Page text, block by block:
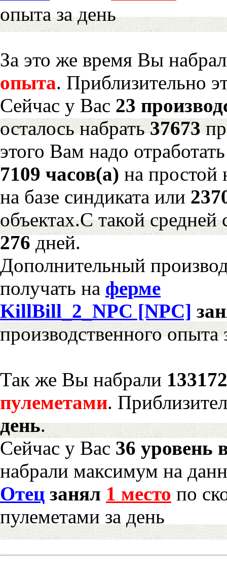
опыта за день
За это же время Вы
опыта. Приблизительно
Сейчас у Вас 23
осталось набрать37673
этого Вам надо отработать
7109 часов(а) на
на базе синдиката или
объектах.С такой средней
276дней.
Дополнительный
получать на ферме
KillBill_2_NPC [NPC]
производственного опыта
Так же Вы набрали
пулеметами.
день.
Сейчас у Вас 36 уровень
набрали максимум на
Отец занял 1 место по
пулеметами за день